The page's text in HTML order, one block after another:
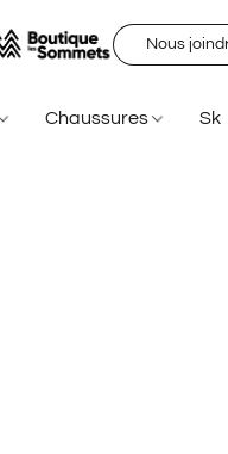
Nous
Chaussures